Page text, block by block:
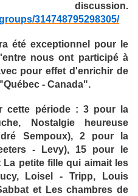
314748795298305/
été exceptionnel pour le
nous ont participé à
pour effet d'enrichir de
- Canada".
cette période : 3 pour la
Nostalgie heureuse
Sempoux), 2 pour la
- Levy), 15 pour le
petite fille qui aimait les
Loisel - Tripp, Louis
et Les chambres de